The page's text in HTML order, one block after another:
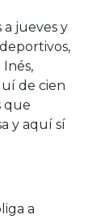
jueves y
Inés,
de cien
que
y aquí sí
a